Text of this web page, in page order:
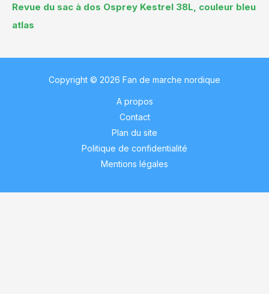
Revue du sac à dos Osprey Kestrel 38L, couleur bleu
atlas
Copyright © 2026 Fan de marche nordique
A propos
Contact
Plan du site
Politique de confidentialité
Mentions légales